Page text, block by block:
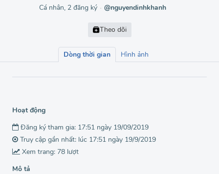
Cá nhân, 2 đăng ký ● @nguyendinhkhanh
Dòng thời gian Hình ảnh
Hoạt động
Đăng ký tham gia: 17:51 ngày 19/09/2019
Truy cập gần nhất: lúc 17:51 ngày 19/9/2019
Xem trang: 78 lượt
Mô tả